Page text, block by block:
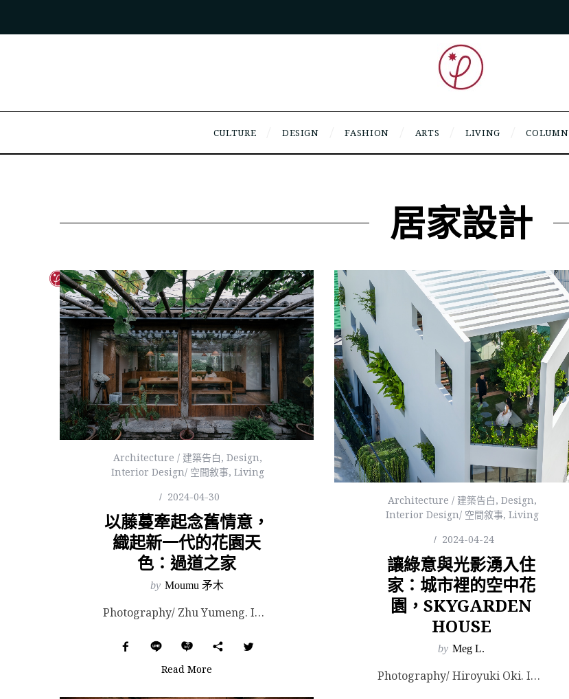
CULTURE DESIGN FASHION ARTS LIVING COLUMN
居家設計
Architecture / 建築告白, Design,
Interior Design/ 空間敘事, Living
2024-04-30
以藤蔓牽起念舊情意，
織起新一代的花園天
色：過道之家
by Moumu 矛木
Photography/ Zhu Yumeng. Images Courtesy of CHAOFF...
Read More
Architecture / 建築告白, Design,
Interior Design/ 空間敘事, Living
2024-04-24
讓綠意與光影湧入住
家：城市裡的空中花
園，SKYGARDEN
HOUSE
by Meg L.
Photography/ Hiroyuki Oki. Images Courtesy of Pham...